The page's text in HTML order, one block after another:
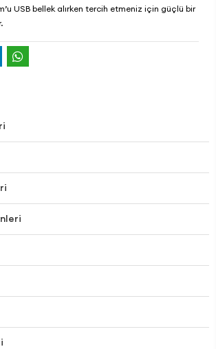
’u USB bellek alırken tercih etmeniz için güçlü bir